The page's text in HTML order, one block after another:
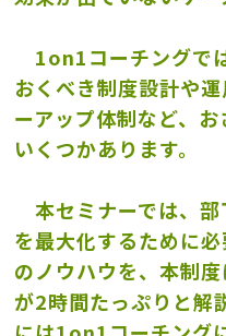
1on1コーチングで
おくべき制度設計や
ーアップ体制など、
いくつかあります。
本セミナーでは、
を最大化するために
のノウハウを、本制
が2時間たっぷりと解